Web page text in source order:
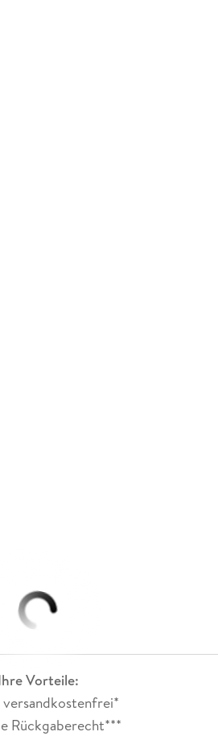
Vorteile:
versandkostenfrei*
Rückgaberecht***